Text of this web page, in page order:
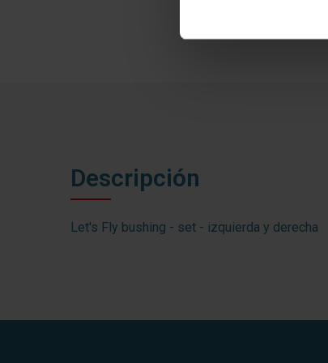
Descripción
Let's Fly bushing - set - izquierda y derecha